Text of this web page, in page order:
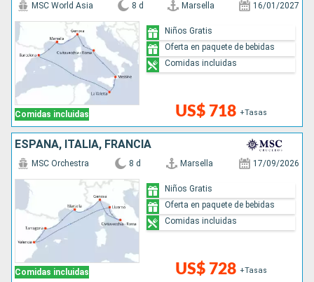
Comidas incluidas
MSC World Asia 8 d Marsella 16/01/2027
US$ 718 +Tasas
Niños Gratis
Oferta en paquete de bebidas
Comidas incluidas
ESPAÑA, ITALIA, FRANCIA
Comidas incluidas
MSC Orchestra 8 d Marsella 17/09/2026
US$ 728 +Tasas
Niños Gratis
Oferta en paquete de bebidas
Comidas incluidas